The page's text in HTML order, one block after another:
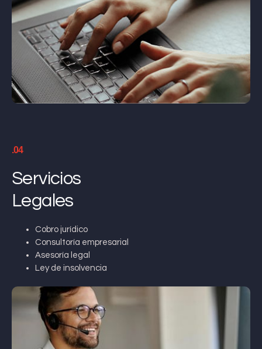
.04
Servicios
Legales
Cobro jurídico
Consultoría empresarial
Asesoría legal
Ley de insolvencia